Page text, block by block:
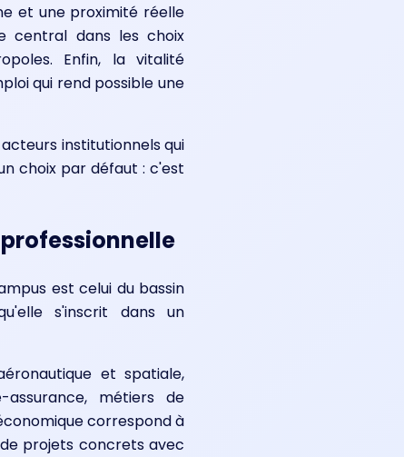
et une proximité réelle
central dans les choix
Enfin, la vitalité
qui rend possible une
institutionnels qui
choix par défaut : c'est
est celui du bassin
s'inscrit dans un
et spatiale,
assurance, métiers de
correspond à
projets concrets avec